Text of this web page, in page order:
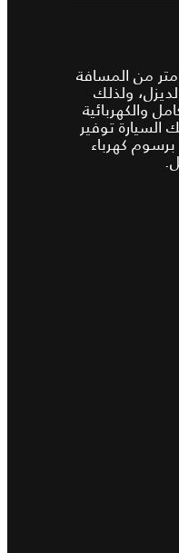
من المسافة
ولذلك
والكهربائية
توفير
كهرباء